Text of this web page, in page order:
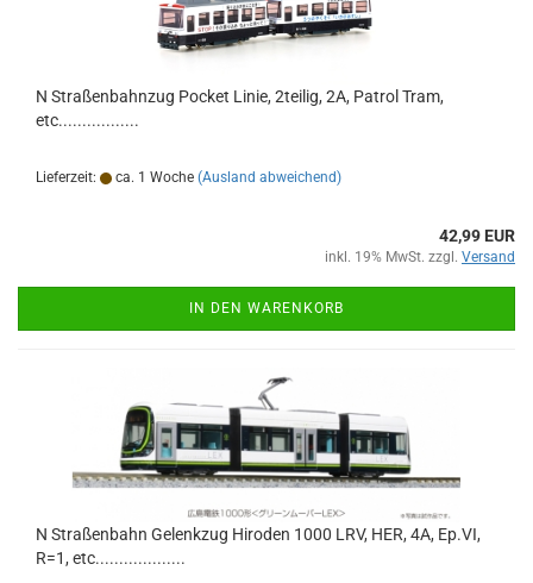
N Straßenbahnzug Pocket Linie, 2teilig, 2A, Patrol Tram,
etc.................
Lieferzeit: ca. 1 Woche (Ausland abweichend)
42,99 EUR
inkl. 19% MwSt. zzgl. Versand
IN DEN WARENKORB
N Straßenbahn Gelenkzug Hiroden 1000 LRV, HER, 4A, Ep.VI,
R=1, etc...................